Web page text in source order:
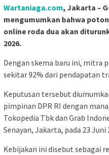
Wartaniaga.com, Jakarta –
mengumumkan bahwa
online roda dua akan
2026.
Dengan skema baru ini, mitra
sekitar 92% dari pendapatan
Keputusan tersebut
pimpinan DPR RI dengan
Tokopedia Tbk dan Grab
Senayan, Jakarta, pada 23 Juni
Kebijakan ini disebut sebagai